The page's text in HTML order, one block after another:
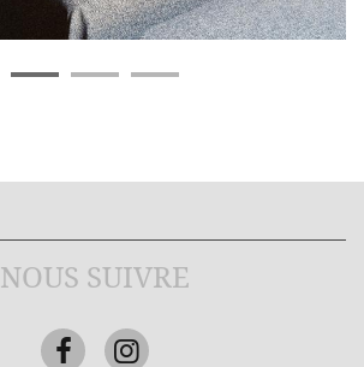
NOUS SUIVRE
FacebookInstagram